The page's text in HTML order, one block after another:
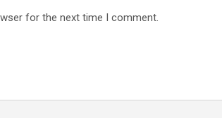
for the next time I comment.